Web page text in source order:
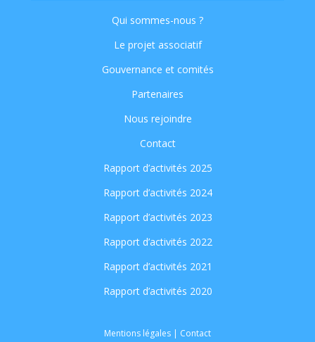
Qui sommes-nous ?
Le projet associatif
Gouvernance et comités
Partenaires
Nous rejoindre
Contact
Rapport d’activités 2025
Rapport d’activités 2024
Rapport d’activités 2023
Rapport d’activités 2022
Rapport d’activités 2021
Rapport d’activités 2020
Mentions légales | Contact